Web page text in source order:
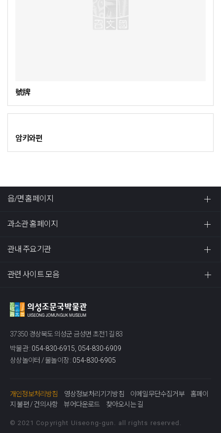
號牌
암키와편
읍/면 홈페이지
과소관 홈페이지
관내 주요기관
관련 사이트 모음
37350 경상북도 의성군 금성면 초전1길 83
박물관 : 054-830-6915, 054-830-6909
상상놀이터 / 물놀이장 : 054-830-6905
개인정보처리방침 영상정보처리기기방침 이메일무단수집거부
홈페이
지 불편 / 건의사항
뷰어다운로드 찾아오시는 길
© 2021 Copyright Uiseong-gun. all rights reserved.